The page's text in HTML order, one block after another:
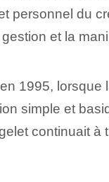
personnel du
et la
1995,
simple et
continuait